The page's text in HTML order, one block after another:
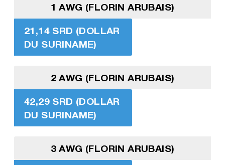
1 AWG (FLORIN ARUBAIS)
21,14 SRD (DOLLAR
DU SURINAME)
2 AWG (FLORIN ARUBAIS)
42,29 SRD (DOLLAR
DU SURINAME)
3 AWG (FLORIN ARUBAIS)